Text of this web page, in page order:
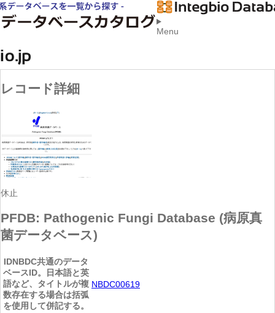
Menu
レコード詳細
休止
PFDB: Pathogenic Fungi Database (病原真
菌データベース)
IDNBDC共通のデータ
ベースID。日本語と英
語など、タイトルが複
数存在する場合は括弧
を使用して併記する。
NBDC00619